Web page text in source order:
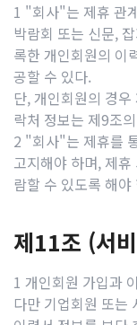
1 "회사"는 제휴 관
박람회 또는 신문,
록한 개인회원의 이
공할 수 있다.
단, 개인회원의 경
락처 정보는 제9조
2 "회사"는 제휴를
고지해야 하며, 제
람할 수 있도록 해야
제11조 (서
1 개인회원 가입과
다만 기업회원 또는